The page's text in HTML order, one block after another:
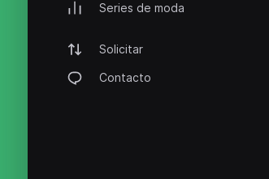
Series de moda
Solicitar
Contacto